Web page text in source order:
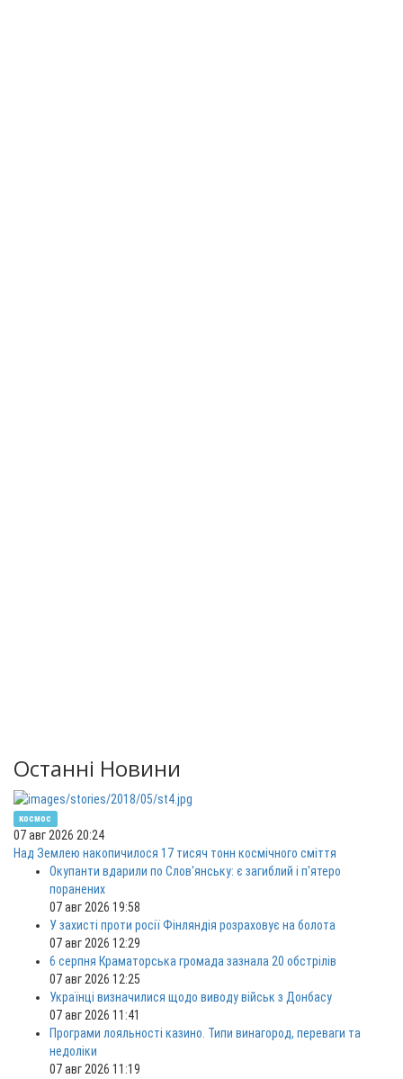
Останні Новини
космос
07 авг 2026 20:24
Над Землею накопичилося 17 тисяч тонн космічного сміття
Окупанти вдарили по Слов'янську: є загиблий і п'ятеро
поранених
07 авг 2026 19:58
У захисті проти росії Фінляндія розраховує на болота
07 авг 2026 12:29
6 серпня Краматорська громада зазнала 20 обстрілів
07 авг 2026 12:25
Українці визначилися щодо виводу військ з Донбасу
07 авг 2026 11:41
Програми лояльності казино. Типи винагород, переваги та
недоліки
07 авг 2026 11:19